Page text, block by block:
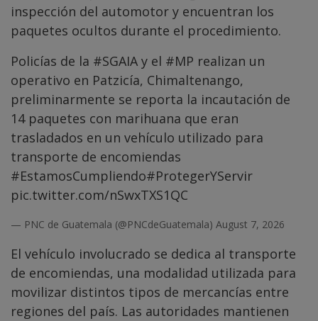
inspección del automotor y encuentran los
paquetes ocultos durante el procedimiento.
Policías de la #SGAIA y el #MP realizan un
operativo en Patzicía, Chimaltenango,
preliminarmente se reporta la incautación de
14 paquetes con marihuana que eran
trasladados en un vehículo utilizado para
transporte de encomiendas
#EstamosCumpliendo#ProtegerYServir
pic.twitter.com/nSwxTXS1QC
— PNC de Guatemala (@PNCdeGuatemala) August 7, 2026
El vehículo involucrado se dedica al transporte
de encomiendas, una modalidad utilizada para
movilizar distintos tipos de mercancías entre
regiones del país. Las autoridades mantienen